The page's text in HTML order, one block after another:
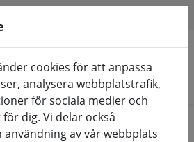
cookies för att anpassa
analysera webbplatstrafik,
för sociala medier och
dig. Vi delar också
av vår webbplats